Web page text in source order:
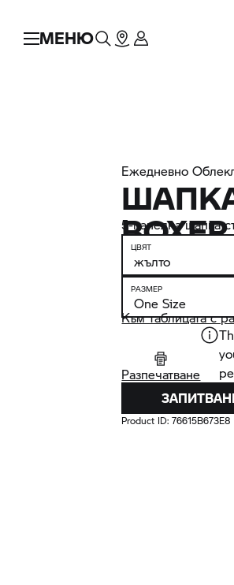
МЕНЮ
Ежедневно
5-панелна шапка
ЦВЯТ
РАЗМЕР
Към таблицата с
Разпечатване
Product ID:76615B673E8